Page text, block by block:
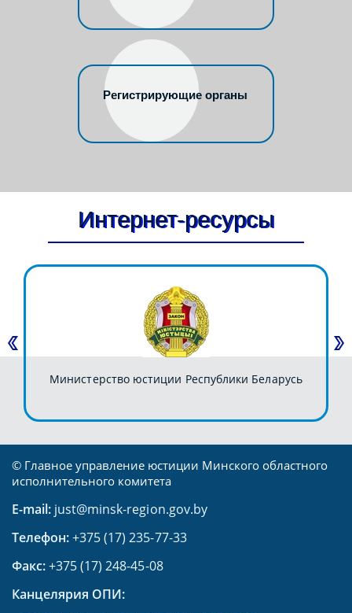
Регистрирующие органы
Интернет-ресурсы
Министерство юстиции Республики Беларусь
© Главное управление юстиции Минского областного
исполнительного комитета
E-mail: just@minsk-region.gov.by
Телефон:+375 (17) 235-77-33
Факс:+375 (17) 248-45-08
Канцелярия ОПИ: